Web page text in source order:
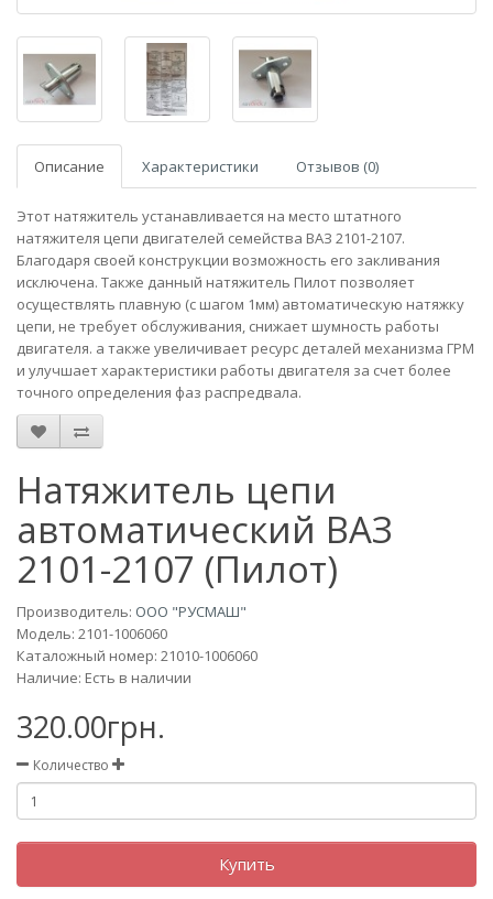
Описание Характеристики Отзывов (0)
Этот натяжитель устанавливается на место штатного
натяжителя цепи двигателей семейства ВАЗ 2101-2107.
Благодаря своей конструкции возможность его закливания
исключена. Также данный натяжитель Пилот позволяет
осуществлять плавную (с шагом 1мм) автоматическую натяжку
цепи, не требует обслуживания, снижает шумность работы
двигателя. а также увеличивает ресурс деталей механизма ГРМ
и улучшает характеристики работы двигателя за счет более
точного определения фаз распредвала.
Натяжитель цепи
автоматический ВАЗ
2101-2107 (Пилот)
Производитель: ООО "РУСМАШ"
Модель: 2101-1006060
Каталожный номер: 21010-1006060
Наличие: Есть в наличии
320.00грн.
Количество
Купить